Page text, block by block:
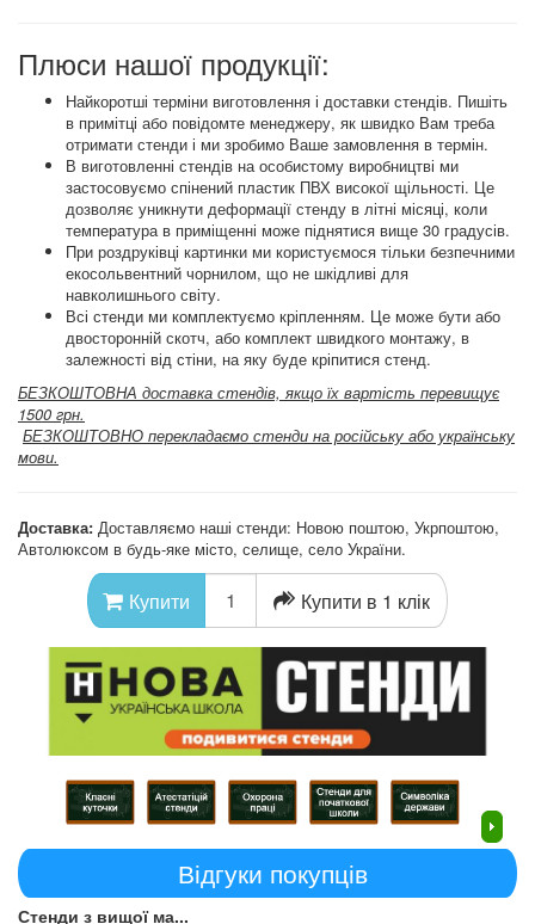
Плюси нашої продукції:
Найкоротші терміни виготовлення і доставки стендів. Пишіть
в примітці або повідомте менеджеру, як швидко Вам треба
отримати стенди і ми зробимо Ваше замовлення в термін.
В виготовленні стендів на особистому виробництві ми
застосовуємо спінений пластик ПВХ високої щільності. Це
дозволяє уникнути деформації стенду в літні місяці, коли
температура в приміщенні може піднятися вище 30 градусів.
При роздруківці картинки ми користуємося тільки безпечними
екосольвентний чорнилом, що не шкідливі для
навколишнього світу.
Всі стенди ми комплектуємо кріпленням. Це може бути або
двосторонній скотч, або комплект швидкого монтажу, в
залежності від стіни, на яку буде кріпитися стенд.
БЕЗКОШТОВНА доставка стендів, якщо їх вартість перевищує
1500 грн.
БЕЗКОШТОВНО перекладаємо стенди на російську або українську
мови.
Доставка: Доставляємо наші стенди: Новою поштою, Укрпоштою,
Автолюксом в будь-яке місто, селище, село України.
Купити Купити в 1 клік
Відгуки покупців
Стенди з вищої ма...